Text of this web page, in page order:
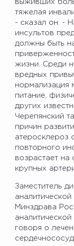
выживших
тяжелая
- сказал он. -
инсультов
должны быть
жизни. Среди
вредных
нормализация
питание,
других
Черепянский
причин
атеросклероз
повторного
возрастает на
крупных
Заместитель
Минздрава
говоря о